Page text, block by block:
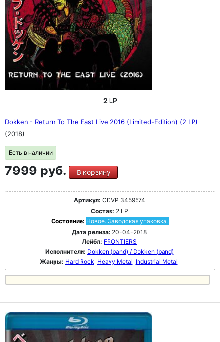
2 LP
Dokken - Return To The East Live 2016 (Limited-Edition) (2 LP)
(2018)
Есть в наличии
7999 руб. В корзину
Артикул: CDVP 3459574
Состав: 2 LP
Состояние: Новое. Заводская упаковка.
Дата релиза: 20-04-2018
Лейбл: FRONTIERS
Исполнители: Dokken (band) / Dokken (band)
Жанры: Hard Rock Heavy Metal Industrial Metal